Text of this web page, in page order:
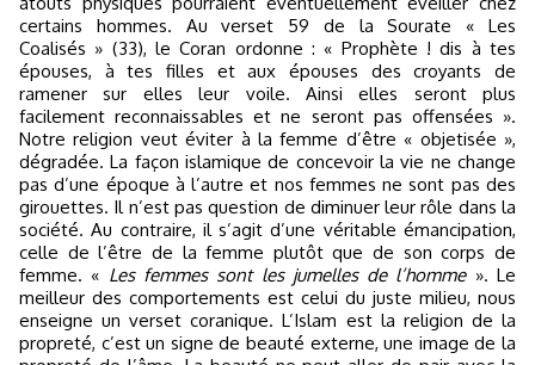
certains hommes. Au verset 59 de la Sourate « Les
Coalisés » (33), le Coran ordonne : « Prophète ! dis à tes
épouses, à tes filles et aux épouses des croyants de
ramener sur elles leur voile. Ainsi elles seront plus
facilement reconnaissables et ne seront pas offensées ».
Notre religion veut éviter à la femme d’être « objetisée »,
dégradée. La façon islamique de concevoir la vie ne change
pas d’une époque à l’autre et nos femmes ne sont pas des
girouettes. Il n’est pas question de diminuer leur rôle dans la
société. Au contraire, il s’agit d’une véritable émancipation,
celle de l’être de la femme plutôt que de son corps de
femme. « Les femmes sont les jumelles de l’homme ». Le
meilleur des comportements est celui du juste milieu, nous
enseigne un verset coranique. L’Islam est la religion de la
propreté, c’est un signe de beauté externe, une image de la